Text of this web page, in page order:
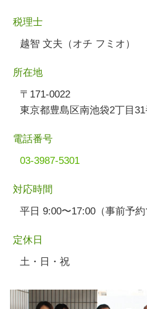
税理士
越智 文夫（オチ フミオ）
所在地
〒171-0022
東京都豊島区南池袋2丁目
電話番号
03-3987-5301
対応時間
平日 9:00〜17:00（事前予約
定休日
土・日・祝